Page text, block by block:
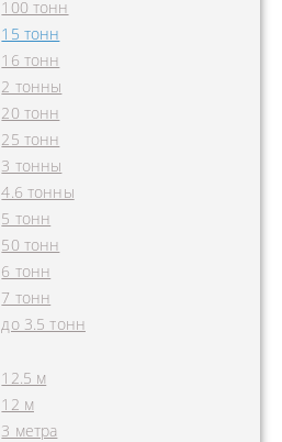
100 тонн
15 тонн
16 тонн
2 тонны
20 тонн
25 тонн
3 тонны
4.6 тонны
5 тонн
50 тонн
6 тонн
7 тонн
до 3.5 тонн
12.5 м
12 м
3 метра